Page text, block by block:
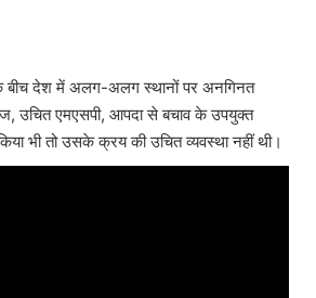
बीच देश में अलग-अलग स्थानों पर अनगिनत
उचित एमएसपी, आपदा से बचाव के उपयुक्त
भी तो उसके क्रय की उचित व्यवस्था नहीं थी।